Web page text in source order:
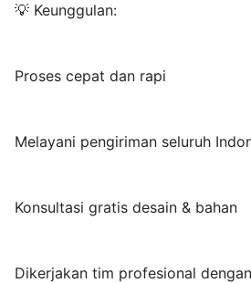
💡 Keunggulan:
Proses cepat dan rapi
Melayani pengiriman seluruh
Konsultasi gratis desain & bahan
Dikerjakan tim profesional